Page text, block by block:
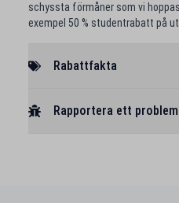
schyssta förmåner som vi
exempel 50 % studentrabatt på
Rabattfakta
Rapportera ett problem